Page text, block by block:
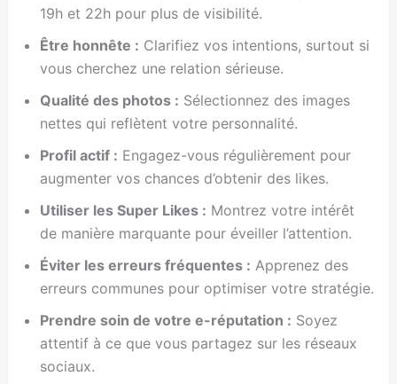
19h et 22h pour plus de visibilité.
Être honnête : Clarifiez vos intentions, surtout si
vous cherchez une relation sérieuse.
Qualité des photos : Sélectionnez des images
nettes qui reflètent votre personnalité.
Profil actif : Engagez-vous régulièrement pour
augmenter vos chances d’obtenir des likes.
Utiliser les Super Likes : Montrez votre intérêt
de manière marquante pour éveiller l’attention.
Éviter les erreurs fréquentes : Apprenez des
erreurs communes pour optimiser votre stratégie.
Prendre soin de votre e-réputation : Soyez
attentif à ce que vous partagez sur les réseaux
sociaux.